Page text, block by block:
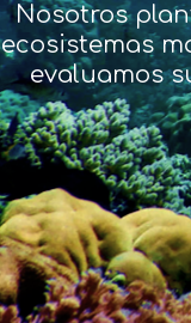
Nosotros
ecosistemas
evaluamos